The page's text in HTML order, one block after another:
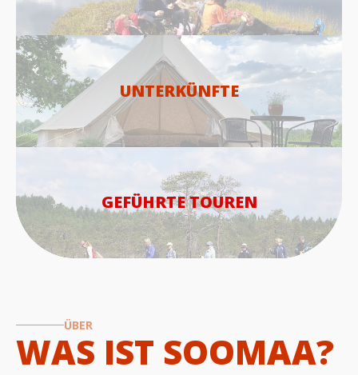
UNTERKÜNFTE
GEFÜHRTE TOUREN
ÜBER
WAS IST SOOMAA?